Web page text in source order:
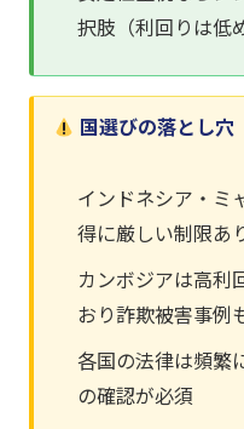
択肢（利回りは低
国選びの落とし穴
インドネシア・ミ
得に厳しい制限あ
カンボジアは高利
おり詐欺被害事例
各国の法律は頻繁
の確認が必須